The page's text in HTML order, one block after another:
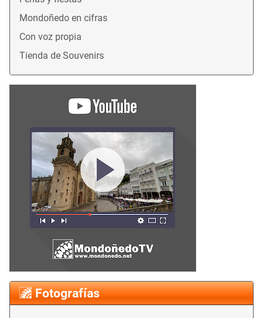
Mondoñedo en cifras
Con voz propia
Tienda de Souvenirs
Fotografías